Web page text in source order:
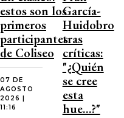
estos son los
primeros
participantes
de Coliseo
07 DE
AGOSTO
2026 |
11:16
García-
Huidobro
tras
críticas:
"¿Quién
se cree
esta
hue…?"